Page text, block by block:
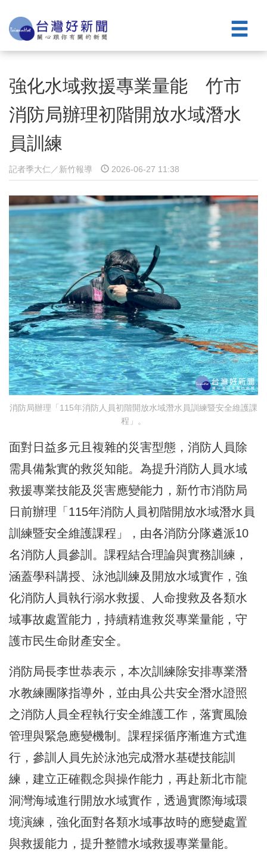
強化水域救援專業量能 竹市
消防局辦理初階開放水域潛水
員訓練
記者季大仁／新竹報導 2026-06-27 11:38
消防局辦理「115年消防人員初階開放水域潛水員訓練暨安全維護課
程」。
面對日益多元且複雜的災害型態，消防人員除
需具備紮實的救災知能。為提升消防人員水域
救援專業技能及災害應變能力，新竹市消防局
日前辦理「115年消防人員初階開放水域潛水員
訓練暨安全維護課程」，由各消防分隊遴派10
名消防人員參訓。課程結合理論與實務訓練，
涵蓋學科講授、泳池訓練及開放水域實作，強
化消防人員執行溺水救援、人命搜救及各類水
域事故處置能力，持續精進救災專業量能，守
護市民生命財產安全。
消防局長李世恭表示，本次訓練除安排專業潛
水教練團隊指導外，並由具公共安全潛水證照
之消防人員全程執行安全維護工作，落實風險
管理與緊急應變機制。課程採循序漸進方式進
行，參訓人員先於泳池完成潛水基礎技能訓
練，建立正確觀念與操作能力，再赴新北市龍
洞灣海域進行開放水域實作，透過實際海域環
境演練，強化面對各類水域事故時的應變處置
與救援能力，提升整體水域救援專業量能。